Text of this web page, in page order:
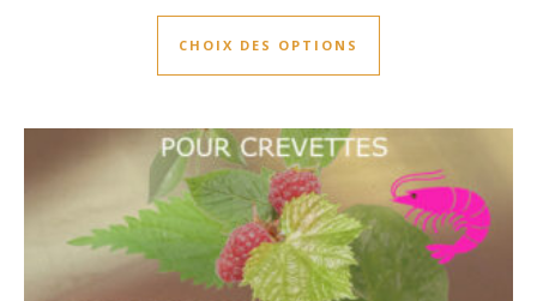
CHOIX DES OPTIONS
Ce produit a